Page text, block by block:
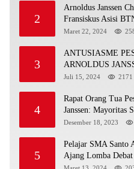
2
Arnoldus Janssen
Fransiskus Asisi
Maret 22, 2024
3
ANTUSIASME
ARNOLDUS
MENGIKUTI
Juli 15, 2024 2171
4
Rapat Orang Tua
Janssen: Mayoritas
Desember 18, 2023
5
Pelajar SMA Santo
Ajang Lomba
Diraih Viantri Azi